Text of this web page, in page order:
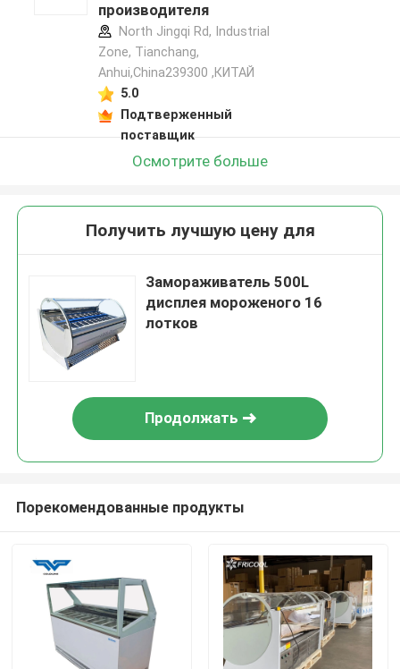
производителя
North Jingqi Rd, Industrial
Zone, Tianchang,
Anhui,China239300 ,КИТАЙ
5.0
Подтверженный
поставщик
Осмотрите больше
Получить лучшую цену для
Замораживатель 500L
дисплея мороженого 16
лотков
Продолжать
Порекомендованные продукты